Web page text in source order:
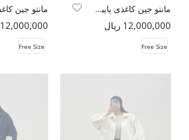
مانتو جین کاغذی پایین هلال TR
12,000,000 ریال
Free Size
12,000,000 ریال
Free Size